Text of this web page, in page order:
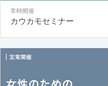
常時開催
カウカモセミナー